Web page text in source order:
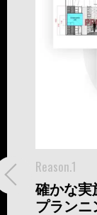
確かな実
プランニ
Reason.1